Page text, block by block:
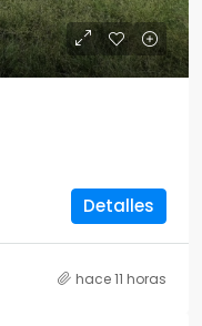
Detalles
hace 11 horas